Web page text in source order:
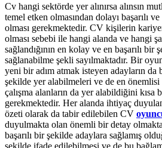
Cv hangi sektörde yer alınırsa alınsın
temel etken olmasından dolayı başarılı
olması gerekmektedir. CV kişilerin
olması sebebi ile hangi alanda ve hangi
sağlandığının en kolay ve en başarılı bir
sağlanabilme şekli sayılmaktadır. Bir
yeni bir adım atmak isteyen adayların da
şekilde yer alabilmeleri ve de en önemlisi
çalışma alanların da yer alabildiğini kısa
gerekmektedir. Her alanda ihtiyaç
özeti olarak da tabir edilebilen CV
duyulmakta olan önemli bir detay
başarılı bir şekilde adaylara sağlamış
şekilde ifade edilebilmesi ve de bu